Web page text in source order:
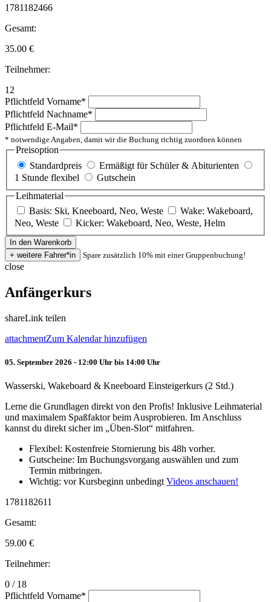
1781182466
Gesamt:
35.00 €
Teilnehmer:
12
Pflichtfeld Vorname*
Pflichtfeld Nachname*
Pflichtfeld E-Mail*
* notwendige Angaben, damit wir die Buchung richtig zuordnen können
Preisoption
Standardpreis
Ermäßigt für Schüler & Abiturienten
1 Stunde flexibel
Gutschein
Leihmaterial
Basis: Ski, Kneeboard, Neo, Weste
Wake: Wakeboard,
Neo, Weste
Kicker: Wakeboard, Neo, Weste, Helm
Spare zusätzlich 10% mit einer Gruppenbuchung!
close
Anfängerkurs
shareLink teilen
attachmentZum Kalendar hinzufügen
05. September 2026 - 12:00 Uhr bis 14:00 Uhr
Wasserski, Wakeboard & Kneeboard Einsteigerkurs (2 Std.)
Lerne die Grundlagen direkt von den Profis! Inklusive Leihmaterial
und maximalem Spaßfaktor beim Ausprobieren. Im Anschluss
kannst du direkt sicher im „Üben-Slot“ mitfahren.
Flexibel: Kostenfreie Stornierung bis 48h vorher.
Gutscheine: Im Buchungsvorgang auswählen und zum
Termin mitbringen.
Wichtig: vor Kursbeginn unbedingt Videos anschauen!
1781182611
Gesamt:
59.00 €
Teilnehmer:
0 / 18
Pflichtfeld Vorname*